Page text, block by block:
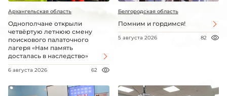
Архангельская область
Однополчане открыли
четвёртую летнюю смену
поискового палаточного
лагеря «Нам память
досталась в наследство»
6 августа 2026 62
Белгородская область
Помним и гордимся!
5 августа 2026 82